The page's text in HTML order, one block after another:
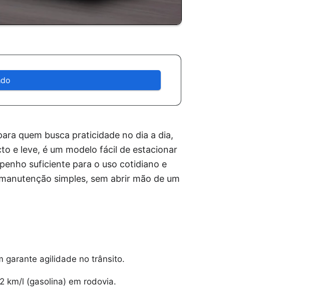
quem busca praticidade no dia a dia,
e leve, é um modelo fácil de estacionar
suficiente para o uso cotidiano e
simples, sem abrir mão de um
garante agilidade no trânsito.
km/l (gasolina) em rodovia.